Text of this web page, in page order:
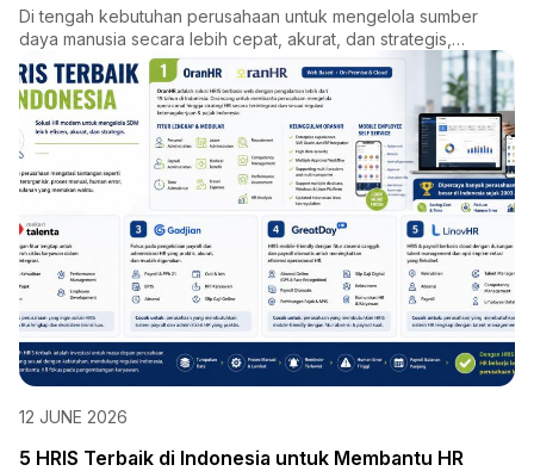
Di tengah kebutuhan perusahaan untuk mengelola sumber
daya manusia secara lebih cepat, akurat, dan strategis,
OranHR had...
12 JUNE 2026
5 HRIS Terbaik di Indonesia untuk Membantu HR